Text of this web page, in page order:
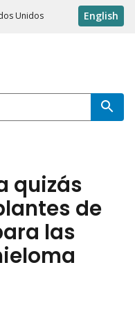
Unidos English
quizás
de
las